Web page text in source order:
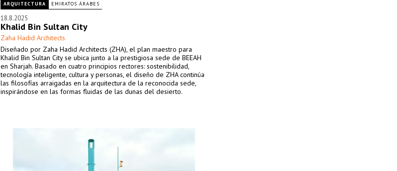
ARQUITECTURA EMIRATOS ÁRABES
18.8.2025
Khalid Bin Sultan City
Zaha Hadid Architects
Diseñado por Zaha Hadid Architects (ZHA), el plan maestro para
Khalid Bin Sultan City se ubica junto a la prestigiosa sede de BEEAH
en Sharjah. Basado en cuatro principios rectores: sostenibilidad,
tecnología inteligente, cultura y personas, el diseño de ZHA continúa
las filosofías arraigadas en la arquitectura de la reconocida sede,
inspirándose en las formas fluidas de las dunas del desierto.